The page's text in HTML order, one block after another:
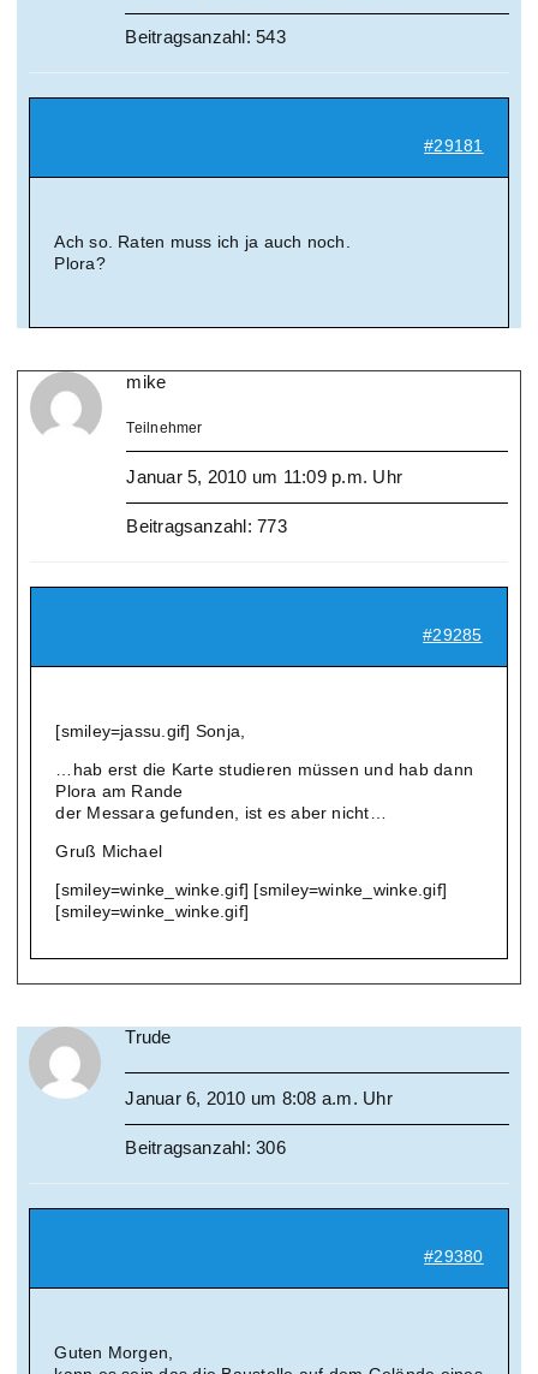
Beitragsanzahl: 543
#29181
Ach so. Raten muss ich ja auch noch.
Plora?
mike
Teilnehmer
Januar 5, 2010 um 11:09 p.m. Uhr
Beitragsanzahl: 773
#29285
[smiley=jassu.gif] Sonja,
…hab erst die Karte studieren müssen und hab dann
Plora am Rande
der Messara gefunden, ist es aber nicht…
Gruß Michael
[smiley=winke_winke.gif] [smiley=winke_winke.gif]
[smiley=winke_winke.gif]
Trude
Januar 6, 2010 um 8:08 a.m. Uhr
Beitragsanzahl: 306
#29380
Guten Morgen,